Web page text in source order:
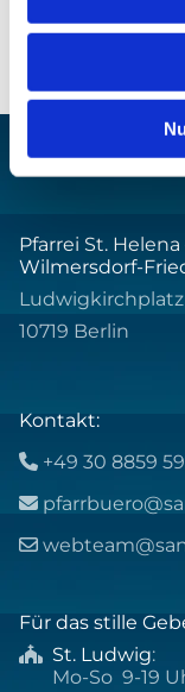
Pfarrei St. Helena
Wilmersdorf-
Ludwigkirchplatz
10719 Berlin
Kontakt:
 +49 30 8859


Für das stille
 St. Ludwig:
Mo-So 9-19